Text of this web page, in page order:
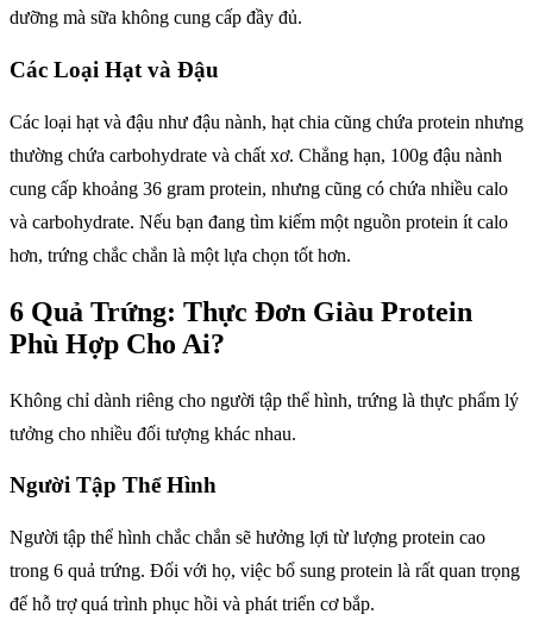
dưỡng mà sữa không cung cấp đầy đủ.
Các Loại Hạt và Đậu
Các loại hạt và đậu như đậu nành, hạt chia cũng chứa protein nhưng
thường chứa carbohydrate và chất xơ. Chẳng hạn, 100g đậu nành
cung cấp khoảng 36 gram protein, nhưng cũng có chứa nhiều calo
và carbohydrate. Nếu bạn đang tìm kiếm một nguồn protein ít calo
hơn, trứng chắc chắn là một lựa chọn tốt hơn.
6 Quả Trứng: Thực Đơn Giàu Protein
Phù Hợp Cho Ai?
Không chỉ dành riêng cho người tập thể hình, trứng là thực phẩm lý
tưởng cho nhiều đối tượng khác nhau.
Người Tập Thể Hình
Người tập thể hình chắc chắn sẽ hưởng lợi từ lượng protein cao
trong 6 quả trứng. Đối với họ, việc bổ sung protein là rất quan trọng
để hỗ trợ quá trình phục hồi và phát triển cơ bắp.